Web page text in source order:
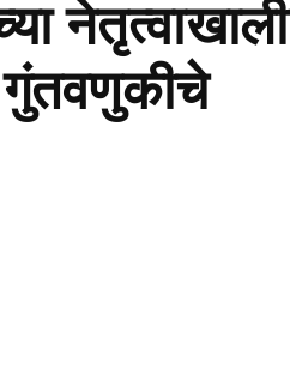
नेतृत्वाखाली
गुंतवणुकीचे